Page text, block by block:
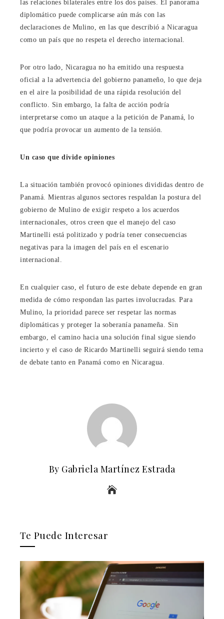
las relaciones bilaterales entre los dos países. El panorama
diplomático puede complicarse aún más con las
declaraciones de Mulino, en las que describió a Nicaragua
como un país que no respeta el derecho internacional.
Por otro lado, Nicaragua no ha emitido una respuesta
oficial a la advertencia del gobierno panameño, lo que deja
en el aire la posibilidad de una rápida resolución del
conflicto. Sin embargo, la falta de acción podría
interpretarse como un ataque a la petición de Panamá, lo
que podría provocar un aumento de la tensión.
Un caso que divide opiniones
La situación también provocó opiniones divididas dentro de
Panamá. Mientras algunos sectores respaldan la postura del
gobierno de Mulino de exigir respeto a los acuerdos
internacionales, otros creen que el manejo del caso
Martinelli está politizado y podría tener consecuencias
negativas para la imagen del país en el escenario
internacional.
En cualquier caso, el futuro de este debate depende en gran
medida de cómo respondan las partes involucradas. Para
Mulino, la prioridad parece ser respetar las normas
diplomáticas y proteger la soberanía panameña. Sin
embargo, el camino hacia una solución final sigue siendo
incierto y el caso de Ricardo Martinelli seguirá siendo tema
de debate tanto en Panamá como en Nicaragua.
By Gabriela Martínez Estrada
Te Puede Interesar